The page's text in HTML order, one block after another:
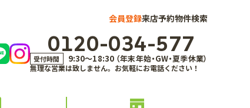
会員登録来店予約物件検索
0120-034-577
受付時間 9:30～18:30 （年末年始・GW・夏季休業）
無理な営業は致しません。お気軽にお電話ください！